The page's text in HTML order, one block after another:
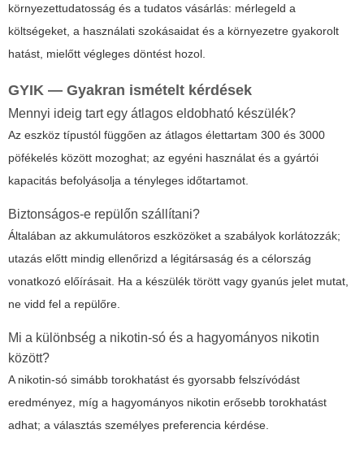
környezettudatosság és a tudatos vásárlás: mérlegeld a
költségeket, a használati szokásaidat és a környezetre gyakorolt
hatást, mielőtt végleges döntést hozol.
GYIK — Gyakran ismételt kérdések
Mennyi ideig tart egy átlagos eldobható készülék?
Az eszköz típustól függően az átlagos élettartam 300 és 3000
pöfékelés között mozoghat; az egyéni használat és a gyártói
kapacitás befolyásolja a tényleges időtartamot.
Biztonságos-e repülőn szállítani?
Általában az akkumulátoros eszközöket a szabályok korlátozzák;
utazás előtt mindig ellenőrizd a légitársaság és a célország
vonatkozó előírásait. Ha a készülék törött vagy gyanús jelet mutat,
ne vidd fel a repülőre.
Mi a különbség a nikotin-só és a hagyományos nikotin
között?
A nikotin-só simább torokhatást és gyorsabb felszívódást
eredményez, míg a hagyományos nikotin erősebb torokhatást
adhat; a választás személyes preferencia kérdése.